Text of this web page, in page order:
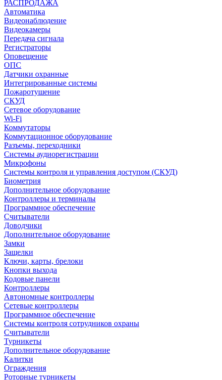
РАСПРОДАЖА
Автоматика
Видеонаблюдение
Видеокамеры
Передача сигнала
Регистраторы
Оповещение
ОПС
Датчики охранные
Интегрированные системы
Пожаротушение
СКУД
Сетевое оборудование
Wi-Fi
Коммутаторы
Коммутационное оборудование
Разъемы, переходники
Системы аудиорегистрации
Микрофоны
Системы контроля и управления доступом (СКУД)
Биометрия
Дополнительное оборудование
Контроллеры и терминалы
Программное обеспечение
Считыватели
Доводчики
Дополнительное оборудование
Замки
Защелки
Ключи, карты, брелоки
Кнопки выхода
Кодовые панели
Контроллеры
Автономные контроллеры
Сетевые контроллеры
Программное обеспечение
Системы контроля сотрудников охраны
Считыватели
Турникеты
Дополнительное оборудование
Калитки
Ограждения
Роторные турникеты